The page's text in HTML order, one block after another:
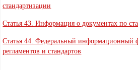
стандартизации
Статья 43. Информация о документах по
Статья 44. Федеральный информационный
регламентов и стандартов